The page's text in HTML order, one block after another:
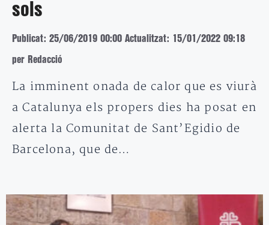
sols
Publicat: 25/06/2019 00:00 Actualitzat: 15/01/2022 09:18
per Redacció
La imminent onada de calor que es viurà
a Catalunya els propers dies ha posat en
alerta la Comunitat de Sant’Egidio de
Barcelona, que de…